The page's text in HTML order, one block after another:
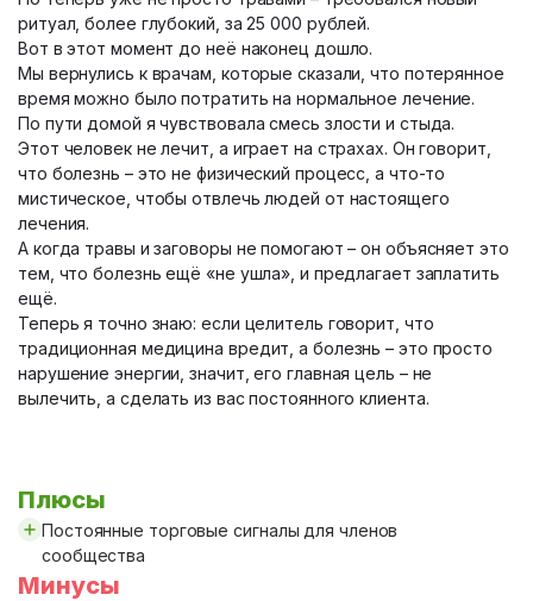
ритуал, более глубокий, за 25 000 рублей.
Вот в этот момент до неё наконец дошло.
Мы вернулись к врачам, которые сказали, что потерянное
время можно было потратить на нормальное лечение.
По пути домой я чувствовала смесь злости и стыда.
Этот человек не лечит, а играет на страхах. Он говорит,
что болезнь – это не физический процесс, а что-то
мистическое, чтобы отвлечь людей от настоящего
лечения.
А когда травы и заговоры не помогают – он объясняет это
тем, что болезнь ещё «не ушла», и предлагает заплатить
ещё.
Теперь я точно знаю: если целитель говорит, что
традиционная медицина вредит, а болезнь – это просто
нарушение энергии, значит, его главная цель – не
вылечить, а сделать из вас постоянного клиента.
Плюсы
Постоянные торговые сигналы для членов
сообщества
Минусы